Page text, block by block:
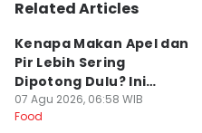
Related Articles
Kenapa Makan Apel dan
Pir Lebih Sering
Dipotong Dulu? Ini
Alasannya
07 Agu 2026, 06:58 WIB
Food